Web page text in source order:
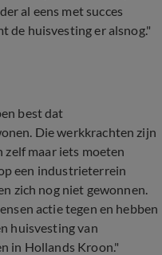
al eens met succes
de huisvesting er alsnog."
best dat
Die werkkrachten zijn
maar iets moeten
een industrieterrein
zich nog niet gewonnen.
actie tegen en hebben
huisvesting van
in Hollands Kroon."